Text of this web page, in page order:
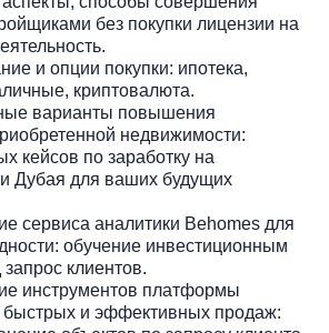
без покупки лицензии на
и опции покупки: ипотека,
криптовалюта.
варианты повышения
недвижимости:
кейсов по заработку на
Дубая для ваших будущих
сервиса аналитики Behomes для
обучение инвестиционным
клиентов.
инструментов платформы
быстрых и эффективных продаж: